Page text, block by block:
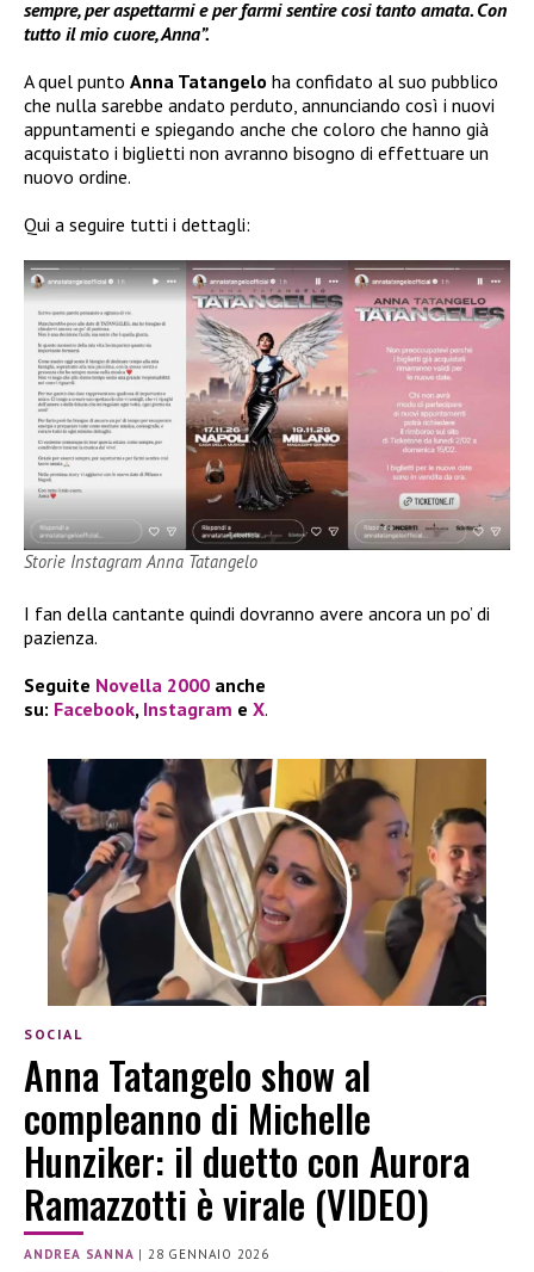
sempre, per aspettarmi e per farmi sentire cosi tanto amata. Con
tutto il mio cuore, Anna”.
A quel punto Anna Tatangelo ha confidato al suo pubblico
che nulla sarebbe andato perduto, annunciando così i nuovi
appuntamenti e spiegando anche che coloro che hanno già
acquistato i biglietti non avranno bisogno di effettuare un
nuovo ordine.
Qui a seguire tutti i dettagli:
Storie Instagram Anna Tatangelo
I fan della cantante quindi dovranno avere ancora un po’ di
pazienza.
Seguite Novella 2000 anche
su: Facebook, Instagram e X.
SOCIAL
Anna Tatangelo show al
compleanno di Michelle
Hunziker: il duetto con Aurora
Ramazzotti è virale (VIDEO)
ANDREA SANNA |28 GENNAIO 2026